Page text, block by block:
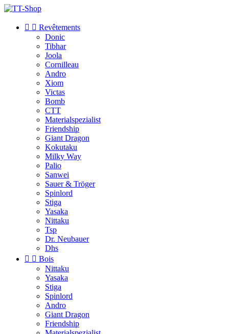
  Revêtements
Donic
Tibhar
Joola
Cornilleau
Andro
Xiom
Victas
Bomb
CTT
Materialspezialist
Friendship
Giant Dragon
Kokutaku
Milky Way
Palio
Sanwei
Sauer & Tröger
Spinlord
Stiga
Yasaka
Nittaku
Tsp
Dr. Neubauer
Dhs
  Bois
Nittaku
Yasaka
Stiga
Spinlord
Andro
Giant Dragon
Friendship